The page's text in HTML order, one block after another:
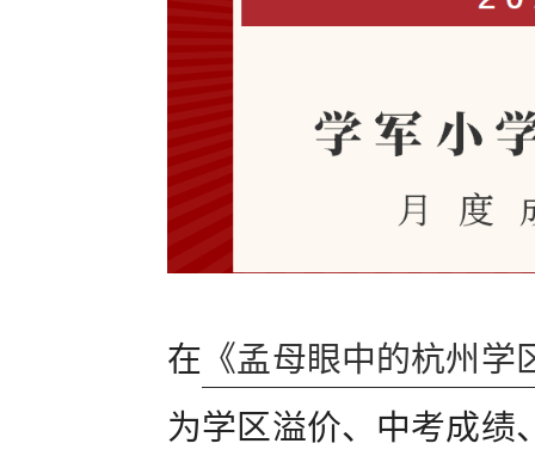
在 《孟母眼中的杭州
为学区溢价、中考成绩